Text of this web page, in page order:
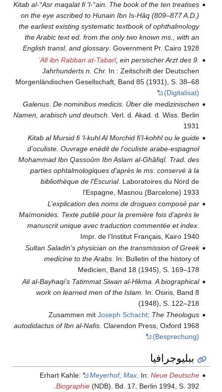
Kitab al-°Asr maqalat fi 'l-°ain. The book of the ten treatises
on the eye ascribed to Hunain Ibn Is-Hâq (809–877 A.D.)
the earliest existing systematic textbook of ophthalmology
the Arabic text ed. from the only two known ms., with an
English transl. and glossary. Government Pr. Cairo 1928
ʿAlī ibn Rabban at-Tabarī, ein persischer Arzt des 9.
Jahrhunderts n. Chr. In : Zeitschrift der Deutschen
Morgenländischen Gesellschaft, Band 85 (1931), S. 38–68
(Digitalisat)
Galenus. De nominibus medicis. Über die medizinischen
Namen, arabisch und deutsch. Verl. d. Akad. d. Wiss. Berlin
1931
Kitab al Mursid fi ‘l-kuhl Al Morchid fi’l-kohhl ou le guide
d’oculiste. Ouvrage enédit de l’oculiste arabe-espagnol
Mohammad Ibn Qassoûm Ibn Aslam al-Ghâfiqî. Trad. des
parties ophtalmologiques d'après le ms. conservé à la
bibliothèque de l'Escurial. Laboratoires du Nord de
l'Espagne, Masnou (Barcelone) 1933
L’explication des noms de drogues composé par
Maïmonides. Texte publié pour la première fois d’après le
manuscrit unique avec traduction commentée et index.
Impr. de l’Institut Français, Kairo 1940
Sultan Saladin’s physician on the transmission of Greek
medicine to the Arabs. In: Bulletin of the history of
Medicien, Band 18 (1945), S. 169–178
Ali al-Bayhaqi’s Tatimmat Siwan al-Hikma. A biographical
work on learned men of the Islam.
In: Osiris, Band 8
(1948), S. 122–218
Zusammen mit Joseph Schacht: The Theologus
autodidactus of Ibn al-Nafis. Clarendon Press, Oxford 1968
(Besprechung)
ببليوجرافيا
Erhart Kahle: Meyerhof, Max. In: Neue Deutsche
Biographie(NDB). Bd. 17, Berlin 1994, S. 392.